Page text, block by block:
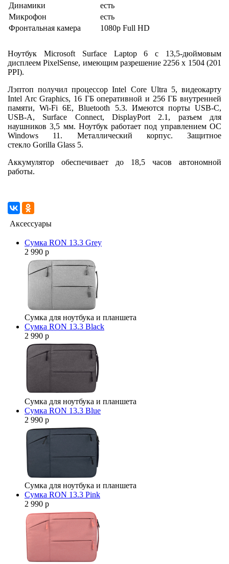
Динамики
есть
Микрофон
есть
Фронтальная камера
1080p Full HD
Ноутбук Microsoft Surface Laptop 6 с 13,5-дюймовым
дисплеем PixelSense, имеющим разрешение 2256 x 1504 (201
PPI).
Лэптоп получил процессор Intel Core Ultra 5, видеокарту
Intel Arc Graphics, 16 ГБ оперативной и 256 ГБ внутренней
памяти, Wi-Fi 6E, Bluetooth 5.3. Имеются порты USB-C,
USB-A, Surface Connect, DisplayPort 2.1, разъем для
наушников 3,5 мм. Ноутбук работает под управлением ОС
Windows 11. Металлический корпус. Защитное
стекло Gorilla Glass 5.
Аккумулятор обеспечивает до 18,5 часов автономной
работы.
Аксессуары
Сумка RON 13.3 Grey
2 990 р
Сумка для ноутбука и планшета
Сумка RON 13.3 Black
2 990 р
Сумка для ноутбука и планшета
Сумка RON 13.3 Blue
2 990 р
Сумка для ноутбука и планшета
Сумка RON 13.3 Pink
2 990 р